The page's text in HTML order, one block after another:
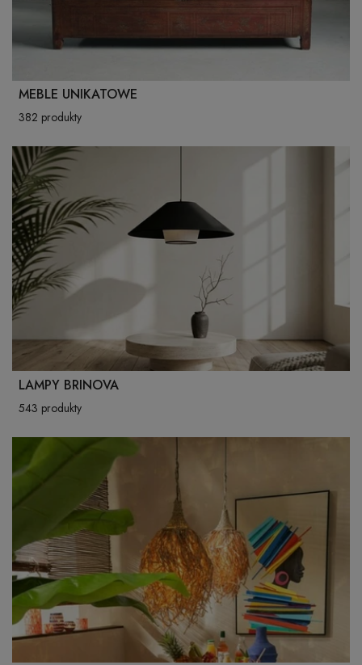
MEBLE UNIKATOWE
382 produkty
LAMPY BRINOVA
543 produkty